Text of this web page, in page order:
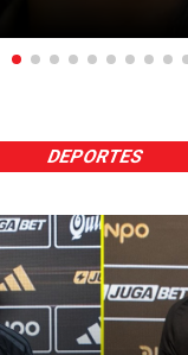
DEPORTES